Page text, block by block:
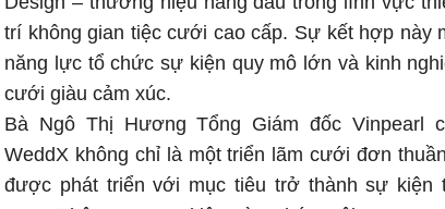
trí không gian tiệc cưới cao cấp. Sự kết hợp này
năng lực tổ chức sự kiện quy mô lớn và kinh
cưới giàu cảm xúc.
Bà Ngô Thị Hương Tổng Giám đốc Vinpearl
WeddX không chỉ là một triển lãm cưới đơn
được phát triển với mục tiêu trở thành sự kiện